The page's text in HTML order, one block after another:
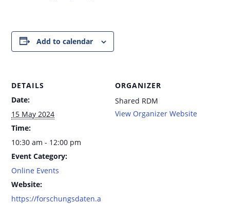
Add to calendar
DETAILS
Date:
15 May 2024
Time:
10:30 am - 12:00 pm
Event Category:
Online Events
Website:
https://forschungsdaten.a
ORGANIZER
Shared RDM
View Organizer Website